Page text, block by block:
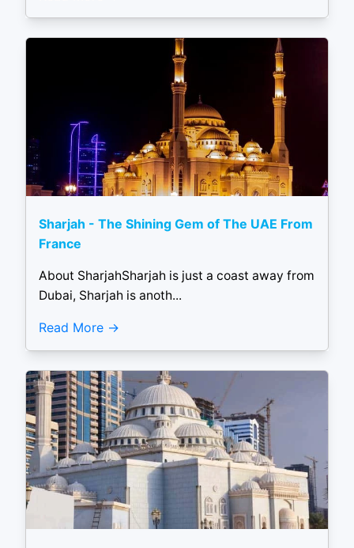
Sharjah - The Shining Gem of The UAE From
France
About SharjahSharjah is just a coast away from
Dubai, Sharjah is anoth...
Read More